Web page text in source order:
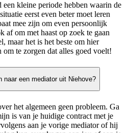
kleine periode hebben waarin de
eerst even beter moet leren
mee zijn om even persoonlijk
af om met haast op zoek te gaan
maar het is het beste om hier
te zorgen dat alles goed voelt!
naar een mediator uit Niehove?
het algemeen geen probleem. Ga
is van je huidige contract met je
aan je vorige mediator of hij